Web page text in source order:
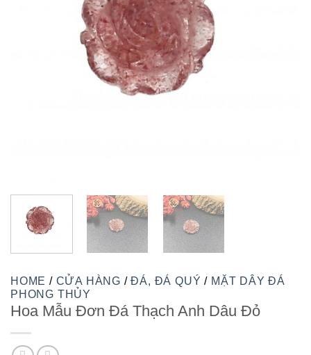
HOME / CỬA HÀNG / ĐÁ, ĐÁ QUÝ / MẶT DÂY ĐÁ
PHONG THỦY
Hoa Mẫu Đơn Đá Thạch Anh Dâu Đỏ